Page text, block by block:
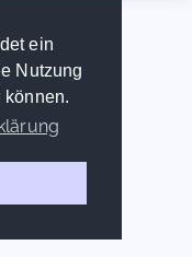
ein
Nutzung
können.